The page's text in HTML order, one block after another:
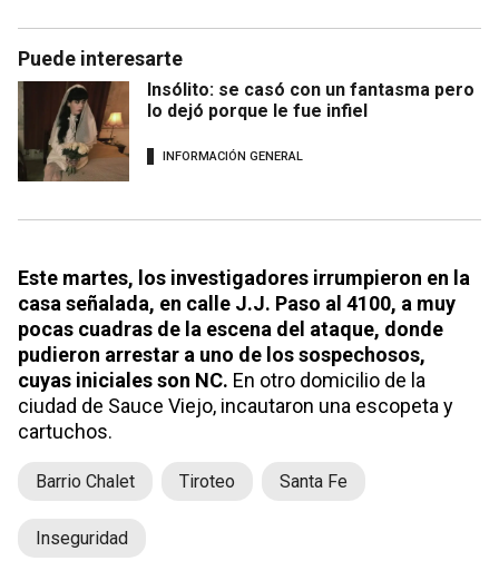
Puede interesarte
Insólito: se casó con un fantasma pero
lo dejó porque le fue infiel
INFORMACIÓN GENERAL
Este martes, los investigadores irrumpieron en la
casa señalada, en calle J.J. Paso al 4100, a muy
pocas cuadras de la escena del ataque, donde
pudieron arrestar a uno de los sospechosos,
cuyas iniciales son NC. En otro domicilio de la
ciudad de Sauce Viejo, incautaron una escopeta y
cartuchos.
Barrio Chalet Tiroteo Santa Fe
Inseguridad